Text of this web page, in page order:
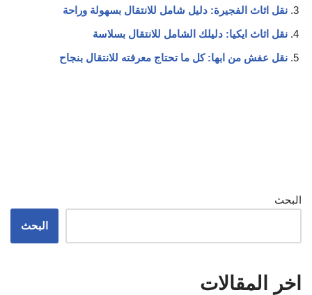
نقل اثاث الفجيرة: دليل شامل للانتقال بسهولة وراحة
نقل اثاث ايكيا: دليلك الشامل للانتقال بسلاسة
نقل عفش من ابها: كل ما تحتاج معرفته للانتقال بنجاح
البحث
البحث
اخر المقالات